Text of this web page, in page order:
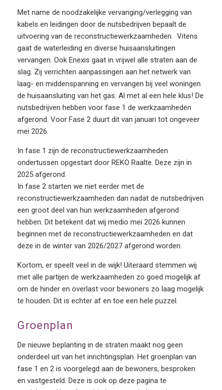
Met name de noodzakelijke vervanging/verlegging van
kabels en leidingen door de nutsbedrijven bepaalt de
uitvoering van de reconstructiewerkzaamheden. Vitens
gaat de waterleiding en diverse huisaansluitingen
vervangen. Ook Enexis gaat in vrijwel alle straten aan de
slag. Zij verrichten aanpassingen aan het netwerk van
laag- en middenspanning en vervangen bij veel woningen
de huisaansluiting van het gas. Al met al een hele klus! De
nutsbedrijven hebben voor fase 1 de werkzaamheden
afgerond. Voor Fase 2 duurt dit van januari tot ongeveer
mei 2026.
In fase 1 zijn de reconstructiewerkzaamheden
ondertussen opgestart door REKO Raalte. Deze zijn in
2025 afgerond.
In fase 2 starten we niet eerder met de
reconstructiewerkzaamheden dan nadat de nutsbedrijven
een groot deel van hun werkzaamheden afgerond
hebben. Dit betekent dat wij medio mei 2026 kunnen
beginnen met de reconstructiewerkzaamheden en dat
deze in de winter van 2026/2027 afgerond worden.
Kortom, er speelt veel in de wijk! Uiteraard stemmen wij
met alle partijen de werkzaamheden zo goed mogelijk af
om de hinder en overlast voor bewoners zo laag mogelijk
te houden. Dit is echter af en toe een hele puzzel.
Groenplan
De nieuwe beplanting in de straten maakt nog geen
onderdeel uit van het inrichtingsplan. Het groenplan van
fase 1 en 2 is voorgelegd aan de bewoners, besproken
en vastgesteld. Deze is ook op deze pagina te